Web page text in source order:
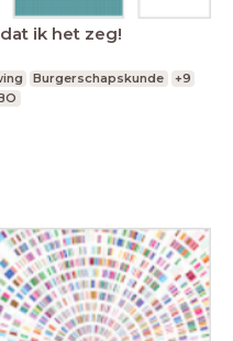
ik het zeg!
Burgerschapskunde
+9